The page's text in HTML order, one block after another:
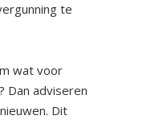
te
wat voor
Dan adviseren
Dit